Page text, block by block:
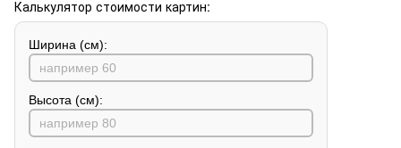
Калькулятор стоимости картин:
Ширина (см):
Высота (см):